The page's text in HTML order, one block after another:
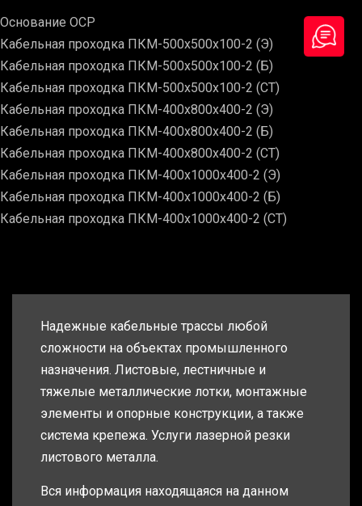
Основание ОСР
Кабельная проходка ПКМ-500х500х100-2 (Э)
Кабельная проходка ПКМ-500х500х100-2 (Б)
Кабельная проходка ПКМ-500х500х100-2 (СТ)
Кабельная проходка ПКМ-400х800х400-2 (Э)
Кабельная проходка ПКМ-400х800х400-2 (Б)
Кабельная проходка ПКМ-400х800х400-2 (СТ)
Кабельная проходка ПКМ-400х1000х400-2 (Э)
Кабельная проходка ПКМ-400х1000х400-2 (Б)
Кабельная проходка ПКМ-400х1000х400-2 (СТ)
Надежные кабельные трассы любой
сложности на объектах промышленного
назначения. Листовые, лестничные и
тяжелые металлические лотки, монтажные
элементы и опорные конструкции, а также
система крепежа. Услуги лазерной резки
листового металла.
Вся информация находящаяся на данном